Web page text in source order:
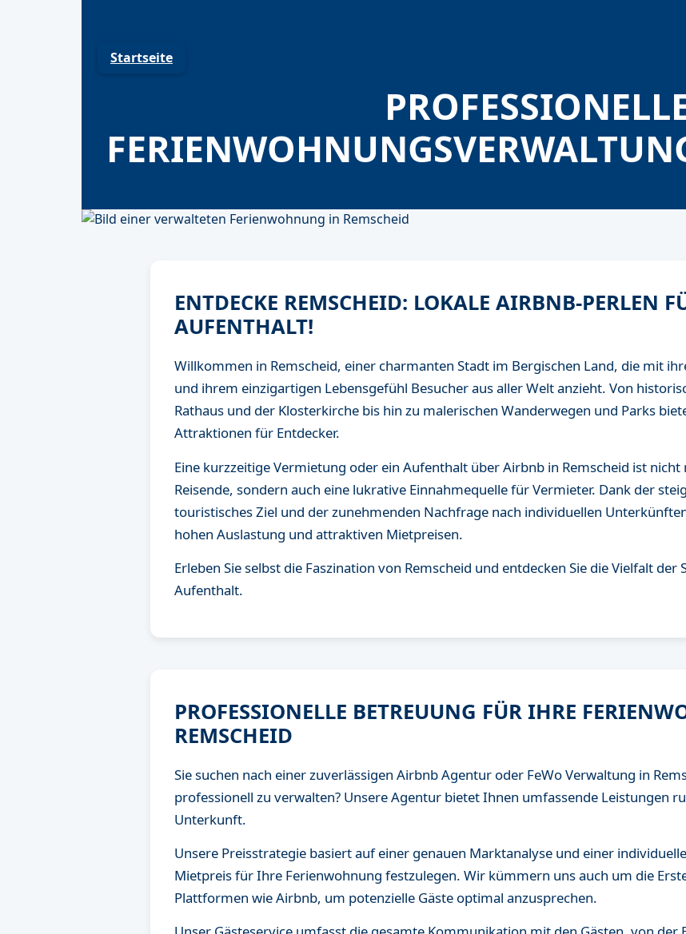
Startseite
ENTDECKE REMSCHEID: LOKALE AIRBNB-PERLEN
AUFENTHALT!
Willkommen in Remscheid, einer charmanten Stadt im Bergischen Land, die mit
und ihrem einzigartigen Lebensgefühl Besucher aus aller Welt anzieht. Von
Rathaus und der Klosterkirche bis hin zu malerischen Wanderwegen und Parks
Attraktionen für Entdecker.
Eine kurzzeitige Vermietung oder ein Aufenthalt über Airbnb in Remscheid ist
Reisende, sondern auch eine lukrative Einnahmequelle für Vermieter. Dank der
touristisches Ziel und der zunehmenden Nachfrage nach individuellen
hohen Auslastung und attraktiven Mietpreisen.
Erleben Sie selbst die Faszination von Remscheid und entdecken Sie die Vielfalt
Aufenthalt.
PROFESSIONELLE BETREUUNG FÜR IHRE
REMSCHEID
Sie suchen nach einer zuverlässigen Airbnb Agentur oder FeWo Verwaltung in
professionell zu verwalten? Unsere Agentur bietet Ihnen umfassende Leistungen
Unterkunft.
Unsere Preisstrategie basiert auf einer genauen Marktanalyse und einer
Mietpreis für Ihre Ferienwohnung festzulegen. Wir kümmern uns auch um die
Plattformen wie Airbnb, um potenzielle Gäste optimal anzusprechen.